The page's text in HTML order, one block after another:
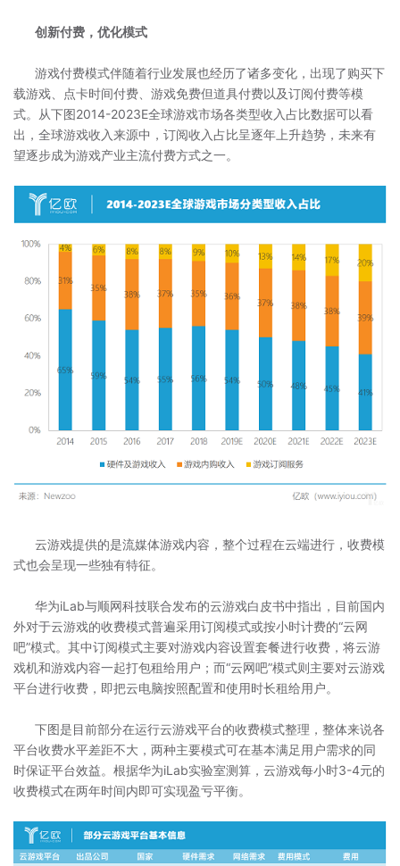
创新付费，优化模式
游戏付费模式伴随着行业发展也经历了诸多变化，出现了购买下
载游戏、点卡时间付费、游戏免费但道具付费以及订阅付费等模
式。从下图2014-2023E全球游戏市场各类型收入占比数据可以看
出，全球游戏收入来源中，订阅收入占比呈逐年上升趋势，未来有
望逐步成为游戏产业主流付费方式之一。
云游戏提供的是流媒体游戏内容，整个过程在云端进行，收费模
式也会呈现一些独有特征。
华为iLab与顺网科技联合发布的云游戏白皮书中指出，目前国内
外对于云游戏的收费模式普遍采用订阅模式或按小时计费的“云网
吧”模式。其中订阅模式主要对游戏内容设置套餐进行收费，将云游
戏机和游戏内容一起打包租给用户；而“云网吧”模式则主要对云游戏
平台进行收费，即把云电脑按照配置和使用时长租给用户。
下图是目前部分在运行云游戏平台的收费模式整理，整体来说各
平台收费水平差距不大，两种主要模式可在基本满足用户需求的同
时保证平台效益。根据华为iLab实验室测算，云游戏每小时3-4元的
收费模式在两年时间内即可实现盈亏平衡。